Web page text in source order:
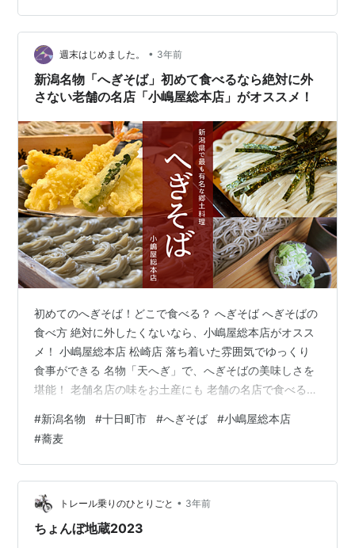
ーナツ側。 水車のある、皇室献上というおいしいお蕎麦
屋さんもあります。小嶋屋総本店。魚…
週末はじめました。 • 3年前
新潟名物「へぎそば」初めて食べるなら絶対に外
さない老舗の名店「小嶋屋総本店」がオススメ！
初めてのへぎそば！どこで食べる？ へぎそば へぎそばの
食べ方 絶対に外したくないなら、小嶋屋総本店がオスス
メ！ 小嶋屋総本店 松崎店 落ち着いた雰囲気でゆっくり
食事ができる 名物「天へぎ」で、へぎそばの美味しさを
堪能！ 老舗名店の味をお土産にも 老舗の名店で食べる、
べる？ やってきました新潟県！ 旅行で新潟県を訪れたな
ら、新潟の一番の名物である「へぎそば」を食べないわ
けには行きません。 でも折角食べるなら、美味しいへぎ
そばを食べたいし、お店選びも外したくない。 では、新
潟で最もスタンダードとされているへぎそばとは。そし
て、最も有名なへぎそばは…
#新潟名物 #十日町市 #へぎそば #小嶋屋総本店
#蕎麦
トレール乗りのひとりごと • 3年前
ちょんぼ地蔵2023